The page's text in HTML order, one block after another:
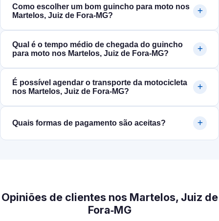
Como escolher um bom guincho para moto nos
Martelos, Juiz de Fora‑MG?
Qual é o tempo médio de chegada do guincho
para moto nos Martelos, Juiz de Fora‑MG?
É possível agendar o transporte da motocicleta
nos Martelos, Juiz de Fora‑MG?
Quais formas de pagamento são aceitas?
Opiniões de clientes nos Martelos, Juiz de
Fora‑MG